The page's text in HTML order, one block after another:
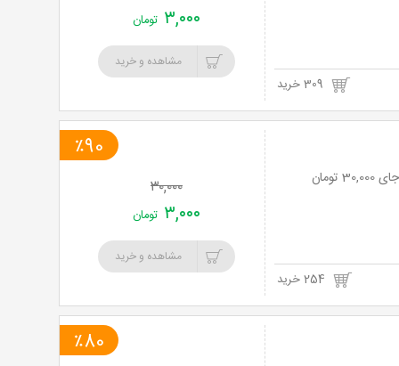
۳,۰۰۰ تومان
مشاهده و خرید
٪90
۳۰,۰۰۰
۳,۰۰۰ تومان
مشاهده و خرید
٪80